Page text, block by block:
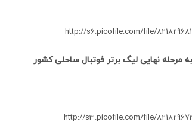
به مرحله نهایی لیگ برتر فوتبال ساحلی کشور